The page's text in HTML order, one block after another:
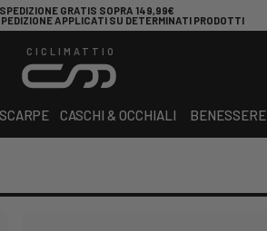
GRATIS SOPRA 149,99€
APPLICATI SU DETERMINATI PRODOTTI
CICLIMATTIO
SCARPE CASCHI & OCCHIALI BENESSERE